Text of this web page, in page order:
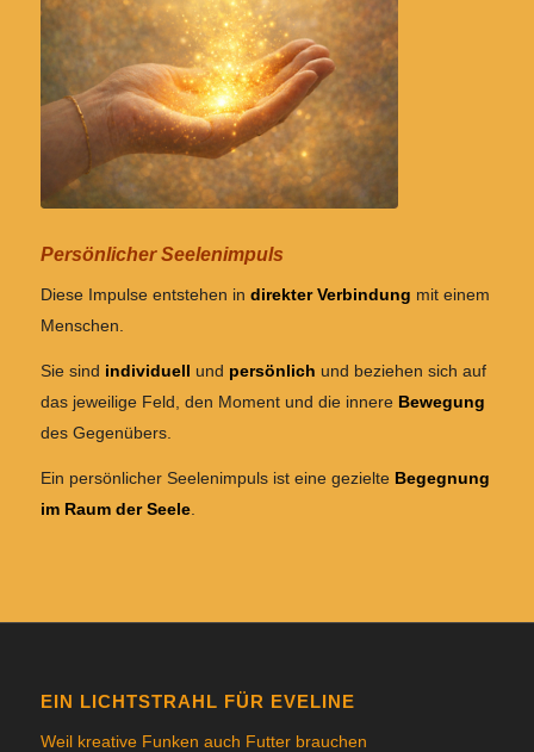
Persönlicher Seelenimpuls
Diese Impulse entstehen in direkter Verbindung mit einem
Menschen.
Sie sind individuell und persönlich und beziehen sich auf
das jeweilige Feld, den Moment und die innere Bewegung
des Gegenübers.
Ein persönlicher Seelenimpuls ist eine gezielte Begegnung
im Raum der Seele.
EIN LICHTSTRAHL FÜR EVELINE
Weil kreative Funken auch Futter brauchen